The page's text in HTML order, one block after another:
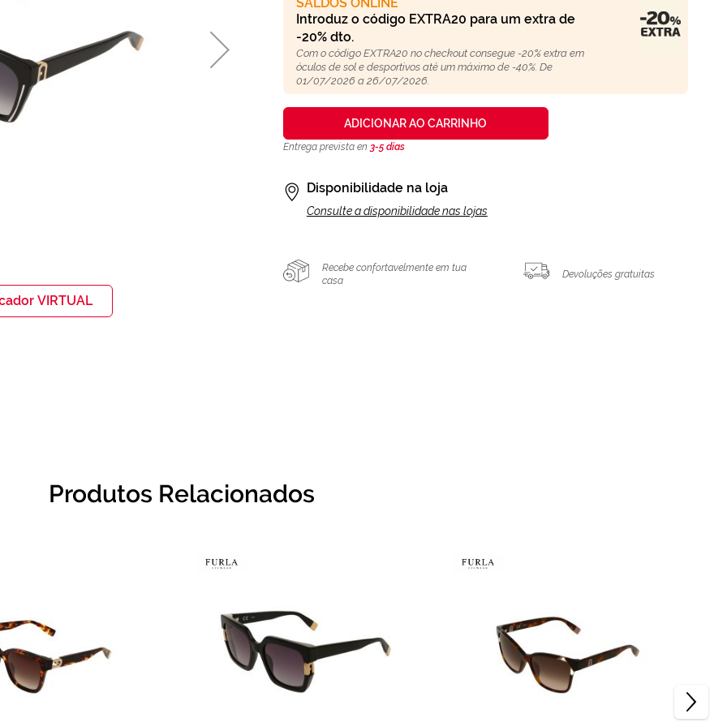
VIRTUAL
Introduz o código EXTRA20 para um extra de
-20% dto.
Com o código EXTRA20 no checkout consegue -20% extra em
óculos de sol e desportivos até um máximo de -40%. De
01/07/2026 a 26/07/2026.
ADICIONAR AO CARRINHO
Entrega prevista en 3-5 días
Disponibilidade na loja
Consulte a disponibilidade nas lojas
Recebe confortavelmente em tua
casa
Devoluções gratuitas
Produtos Relacionados